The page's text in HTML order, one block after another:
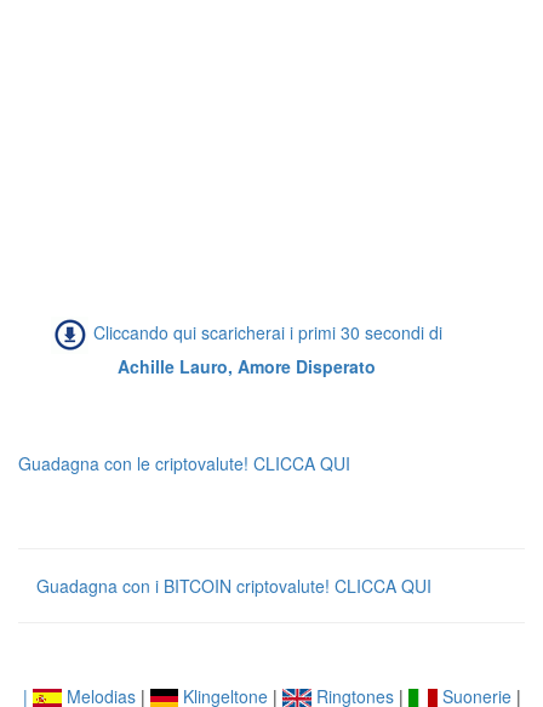
Cliccando qui scaricherai i primi 30 secondi di
Achille Lauro, Amore Disperato
Guadagna con le criptovalute! CLICCA QUI
Guadagna con i BITCOIN criptovalute! CLICCA QUI
| Melodias| Klingeltone| Ringtones| Suonerie|